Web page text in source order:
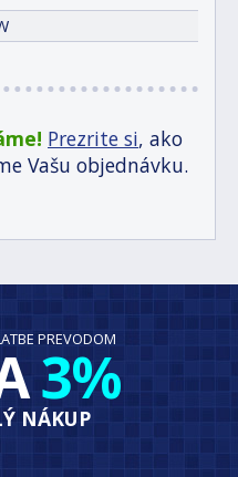
Prezrite si, ako
Vašu objednávku.
PREVODOM
3%
NÁKUP